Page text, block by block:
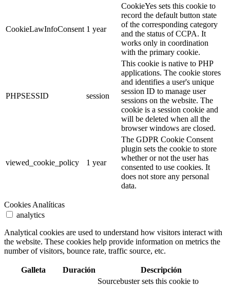
CookieLawInfoConsent 1 year
CookieYes sets this cookie to
record the default button state
of the corresponding category
and the status of CCPA. It
works only in coordination
with the primary cookie.
PHPSESSID session
This cookie is native to PHP
applications. The cookie stores
and identifies a user's unique
session ID to manage user
sessions on the website. The
cookie is a session cookie and
will be deleted when all the
browser windows are closed.
viewed_cookie_policy 1 year
The GDPR Cookie Consent
plugin sets the cookie to store
whether or not the user has
consented to use cookies. It
does not store any personal
data.
Cookies Analíticas
analytics
Analytical cookies are used to understand how visitors interact with
the website. These cookies help provide information on metrics the
number of visitors, bounce rate, traffic source, etc.
Galleta Duración
Descripción
Sourcebuster sets this cookie to